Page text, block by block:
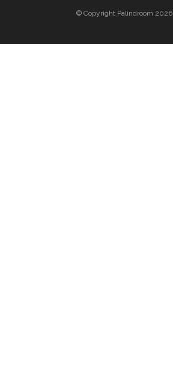
© Copyright Palindroom 2026